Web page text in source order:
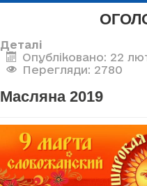
Деталі
Опубліковано: 22
Перегляди: 2780
Масляна 2019